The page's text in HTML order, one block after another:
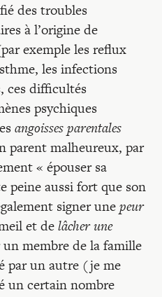
des troubles
à l’origine de
exemple les reflux
les infections
ces difficultés
psychiques
angoisses parentales
parent malheureux, par
« épouser sa
peine aussi fort que son
signer unepeur
et delâcher une
membre de la famille
par un autre (je me
un certain nombre